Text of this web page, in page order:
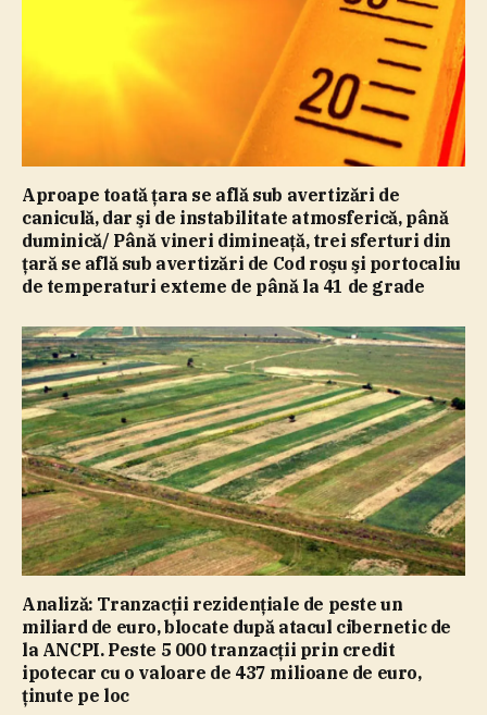
Aproape toată ţara se află sub avertizări de
caniculă, dar şi de instabilitate atmosferică, până
duminică/ Până vineri dimineaţă, trei sferturi din
ţară se află sub avertizări de Cod roşu şi portocaliu
de temperaturi exteme de până la 41 de grade
Analiză: Tranzacţii rezidenţiale de peste un
miliard de euro, blocate după atacul cibernetic de
la ANCPI. Peste 5 000 tranzacţii prin credit
ipotecar cu o valoare de 437 milioane de euro,
ţinute pe loc